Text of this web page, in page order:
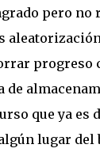
pero no
progreso
de
que ya es
lugar del